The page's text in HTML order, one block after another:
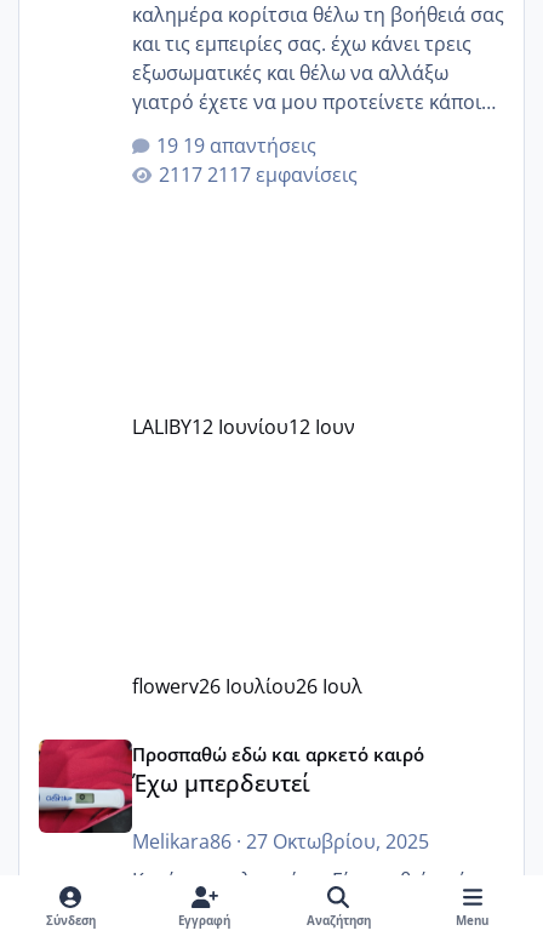
καλημέρα κορίτσια θέλω τη βοήθειά σας
και τις εμπειρίες σας. έχω κάνει τρεις
εξωσωματικές και θέλω να αλλάξω
γιατρό έχετε να μου προτείνετε κάποιον
που μείνατε ευχαριστημένες και είχατε
επιιτυχία? έκανα στο υγεία με τον
ζερβομανωλάκη (δεν το εψαξε καθόλου
19 απαντήσεις
2117 εμφανίσεις
LALIBY12 Ιουνίου12 Ιουν
flowerv26 Ιουλίου26 Ιουλ
Έχω μπερδευτεί
Προσπαθώ εδώ και αρκετό καιρό
Έχω μπερδευτεί
Melikara86· 27 Οκτωβρίου, 2025
Κορίτσια καλησπέρα. Είχα χαθεί από το
forum για πολύ καιρό. Εύχομαι να είστε
Σύνδεση Εγγραφή Αναζήτηση Menu